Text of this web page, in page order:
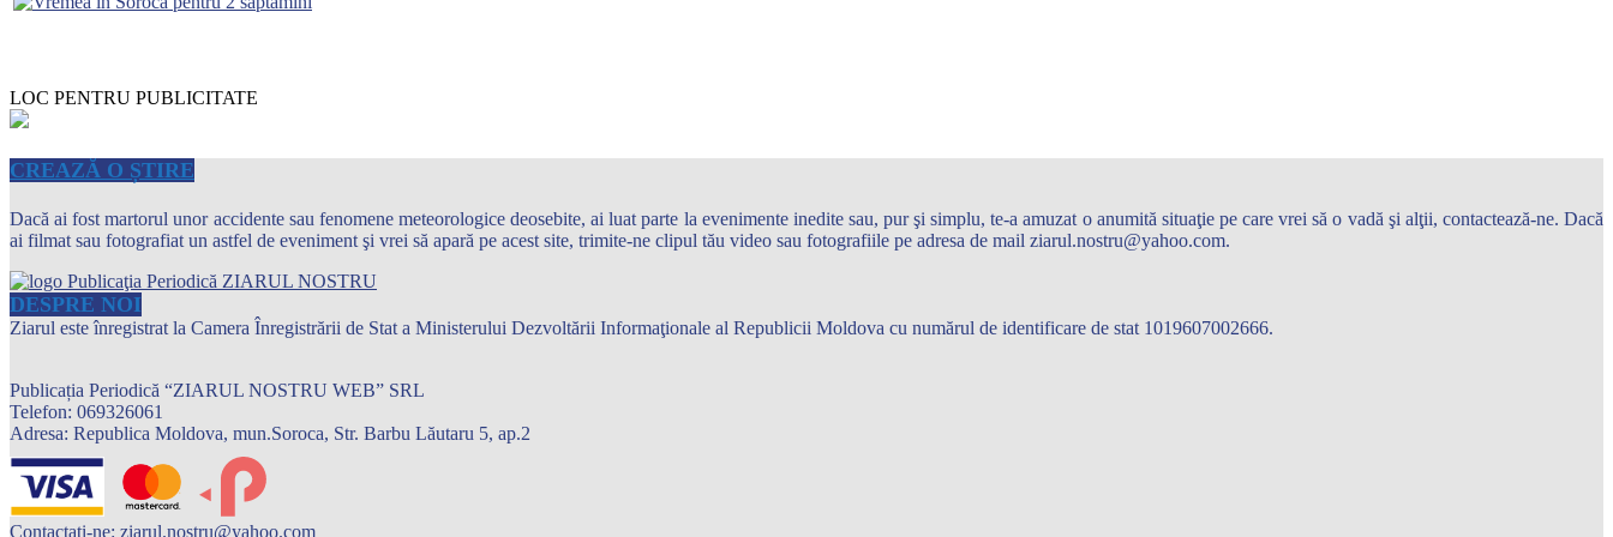
LOC PENTRU PUBLICITATE
CREAZĂ O ȘTIRE
Dacă ai fost martorul unor accidente sau fenomene meteorologice deosebite, ai luat parte la evenimente inedite sau, pur şi simplu, te-a amuzat o anumită situaţie pe care vrei să o vadă şi alţii, contactează-ne. Dacă
ai filmat sau fotografiat un astfel de eveniment şi vrei să apară pe acest site, trimite-ne clipul tău video sau fotografiile pe adresa de mail ziarul.nostru@yahoo.com.
DESPRE NOI
Ziarul este înregistrat la Camera Înregistrării de Stat a Ministerului Dezvoltării Informaţionale al Republicii Moldova cu numărul de identificare de stat 1019607002666.
Publicația Periodică “ZIARUL NOSTRU WEB” SRL
Telefon: 069326061
Adresa: Republica Moldova, mun.Soroca, Str. Barbu Lăutaru 5, ap.2
Contactați-ne: ziarul.nostru@yahoo.com